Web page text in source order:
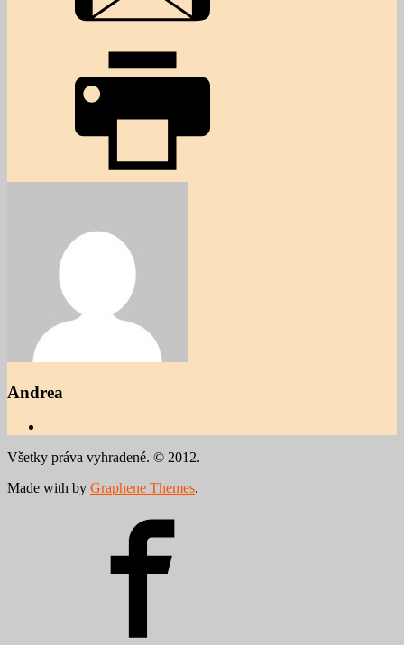
Andrea
Všetky práva vyhradené. © 2012.
Made with by Graphene Themes.